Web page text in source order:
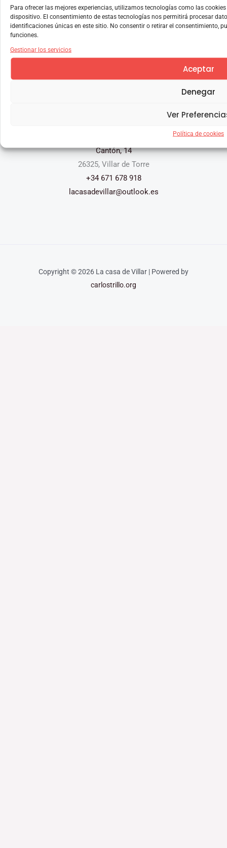
Para ofrecer las mejores experiencias, utilizamos tecnologías como las
dispositivo. El consentimiento de estas tecnologías nos permitirá procesar
identificaciones únicas en este sitio. No consentir o retirar el consentimiento,
funciones.
Gestionar los servicios
Aceptar
Denegar
Ver
Política de cookies
¿Alguna sugerencia?
Aviso de privacidad
Cantón, 14
26325, Villar de Torre
+34 671 678 918
lacasadevillar@outlook.es
Copyright © 2026 La casa de Villar | Powered by
carlostrillo.org